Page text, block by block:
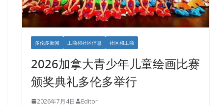
多伦多新闻 工商和社区信息 社区和工商
2026加拿大青少年儿童绘画比赛
颁奖典礼多伦多举行
2026年7月4日 Editor